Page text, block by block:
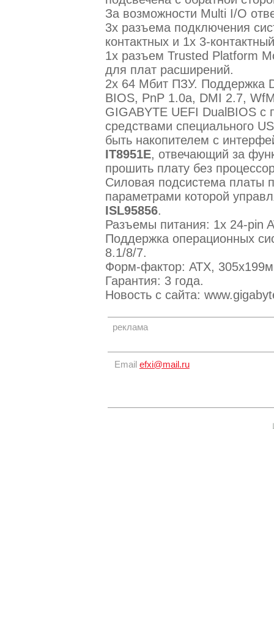
За возможности Multi I/O
3x разъема подключения
контактных и 1x 3-
1х разъем Trusted Platform
для плат расширений.
2x 64 Мбит ПЗУ. Поддержка
BIOS, PnP 1.0a, DMI 2.7,
GIGABYTE UEFI DualBIOS с
средствами специального
быть накопителем с
IT8951E, отвечающий за
прошить плату без
Силовая подсистема платы
параметрами которой
ISL95856.
Разъемы питания: 1x 24-pin
Поддержка операционных
8.1/8/7.
Форм-фактор: ATX,
Гарантия: 3 года.
Новость с сайта:
реклама
Email efxi@mail.ru